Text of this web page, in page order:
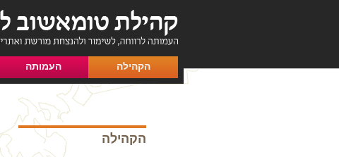
הקהילה העמותה
הקהילה